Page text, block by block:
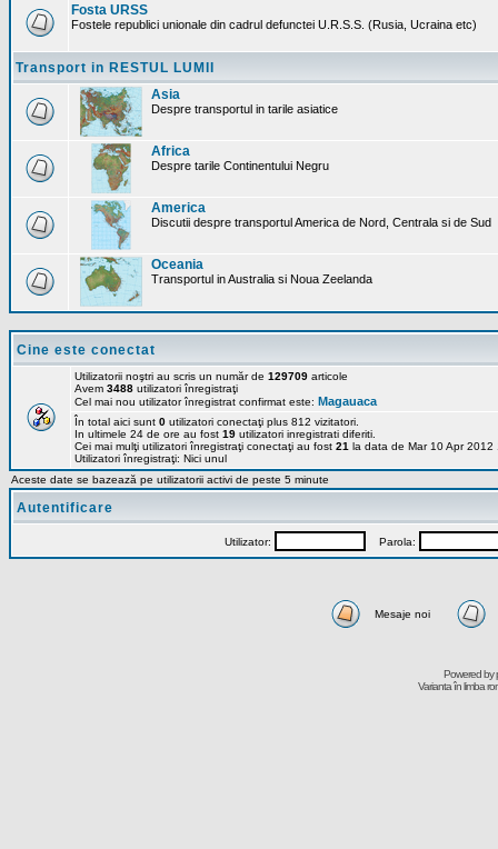
Fosta URSS
Fostele republici unionale din cadrul defunctei U.R.S.S. (Rusia, Ucraina etc)
Transport in RESTUL LUMII
Asia
Despre transportul in tarile asiatice
Africa
Despre tarile Continentului Negru
America
Discutii despre transportul America de Nord, Centrala si de Sud
Oceania
Transportul in Australia si Noua Zeelanda
Cine este conectat
Utilizatorii noştri au scris un număr de 129709 articole
Avem 3488 utilizatori înregistraţi
Cel mai nou utilizator înregistrat confirmat este: Magauaca
În total aici sunt 0 utilizatori conectaţi plus 812 vizitatori.
In ultimele 24 de ore au fost 19 utilizatori inregistrati diferiti.
Cei mai mulţi utilizatori înregistraţi conectaţi au fost 21 la data de Mar 10 Apr 2012
Utilizatori înregistraţi: Nici unul
Aceste date se bazează pe utilizatorii activi de peste 5 minute
Autentificare
Utilizator: Parola:
Mesaje noi
Powered by
Varianta în limba